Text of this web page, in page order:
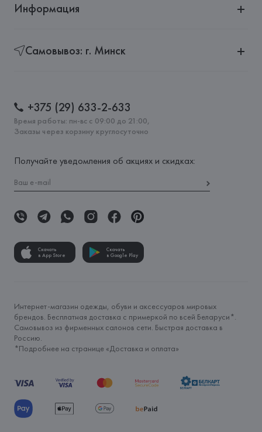
Информация
Самовывоз: г. Минск
+375 (29) 633-2-633
Время работы: пн-вс с 09:00 до 21:00,
Заказы через корзину круглосуточно
Получайте уведомления об акциях и скидках:
Скачать
в App Store
Скачать
в Google Play
Интернет-магазин одежды, обуви и аксессуаров мировых
брендов. Бесплатная доставка с примеркой по всей Беларуси*.
Самовывоз из фирменных салонов сети. Быстрая доставка в
Россию.
*Подробнее на странице «Доставка и оплата»